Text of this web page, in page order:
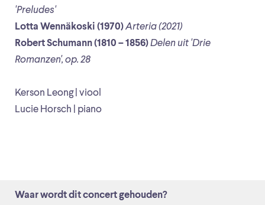
'Preludes'
Lotta Wennäkoski (1970)Arteria (2021)
Robert Schumann (1810 – 1856)Delen uit 'Drie
Romanzen', op. 28
Kerson Leong | viool
Lucie Horsch | piano
Waar wordt dit concert gehouden?